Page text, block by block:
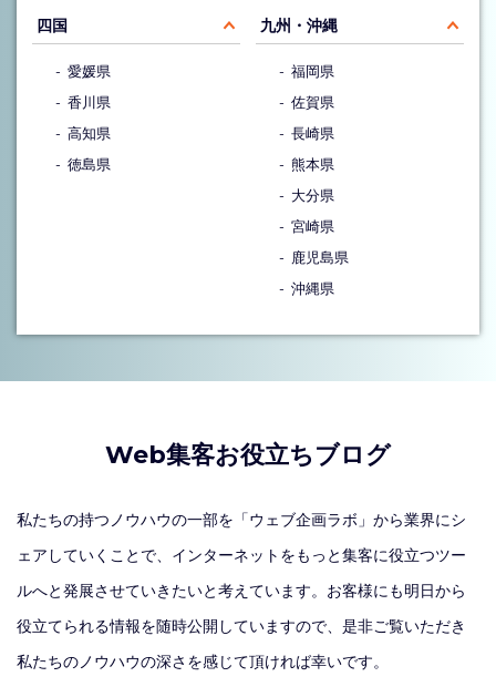
四国
愛媛県
香川県
高知県
徳島県
九州・沖縄
福岡県
佐賀県
長崎県
熊本県
大分県
宮崎県
鹿児島県
沖縄県
Web集客お役立ちブログ
私たちの持つノウハウの一部を「ウェブ企画ラボ」から業界にシ
ェアしていくことで、インターネットをもっと集客に役立つツー
ルへと発展させていきたいと考えています。お客様にも明日から
役立てられる情報を随時公開していますので、是非ご覧いただき
私たちのノウハウの深さを感じて頂ければ幸いです。